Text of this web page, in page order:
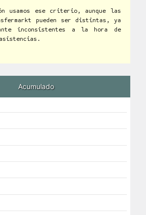
usamos ese criterio, aunque las
pueden ser distintas, ya
inconsistentes a la hora de
Acumulado